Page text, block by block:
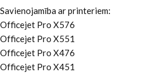
Savienojamība ar printeriem:
Officejet Pro X576
Officejet Pro X551
Officejet Pro X476
Officejet Pro X451